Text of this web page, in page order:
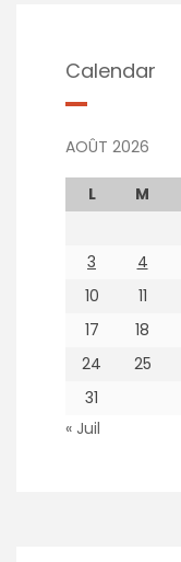
Calendar
AOÛT 2026
L M
3
4
10
11
17
18
24
25
31
« Juil